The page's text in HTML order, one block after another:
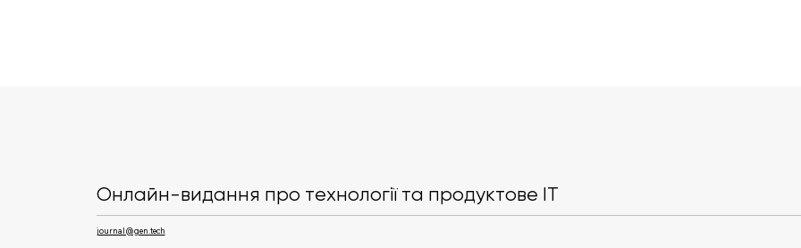
американським ШІ-
системам
Онлайн-видання про технології та продуктове IT
journal@gen.tech